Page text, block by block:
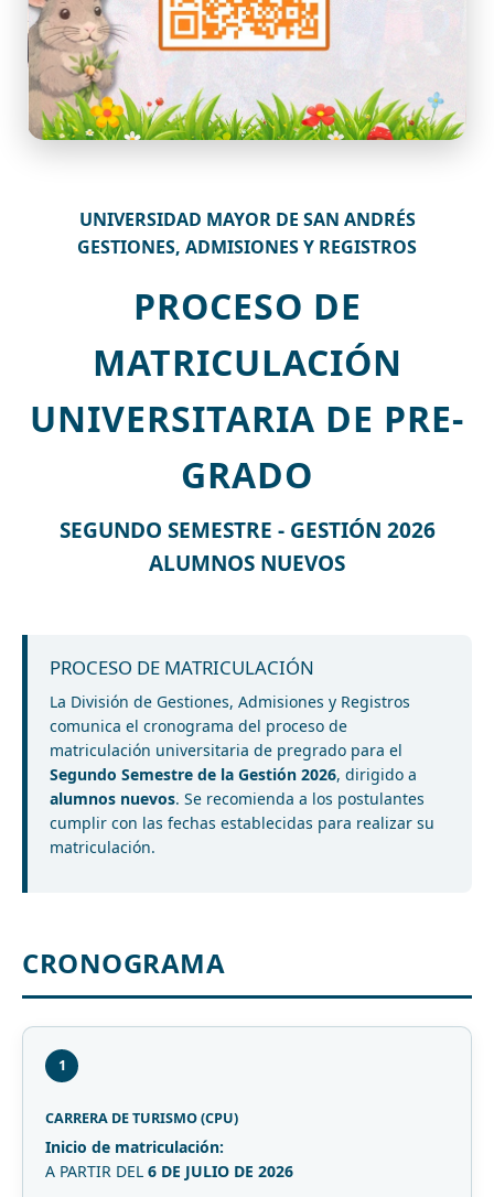
UNIVERSIDAD MAYOR DE SAN ANDRÉS
GESTIONES, ADMISIONES Y REGISTROS
PROCESO DE
MATRICULACIÓN
UNIVERSITARIA DE PRE-
GRADO
SEGUNDO SEMESTRE - GESTIÓN 2026
ALUMNOS NUEVOS
PROCESO DE MATRICULACIÓN
La División de Gestiones, Admisiones y Registros
comunica el cronograma del proceso de
matriculación universitaria de pregrado para el
Segundo Semestre de la Gestión 2026, dirigido a
alumnos nuevos. Se recomienda a los postulantes
cumplir con las fechas establecidas para realizar su
matriculación.
CRONOGRAMA
1
CARRERA DE TURISMO (CPU)
Inicio de matriculación:
A PARTIR DEL 6 DE JULIO DE 2026